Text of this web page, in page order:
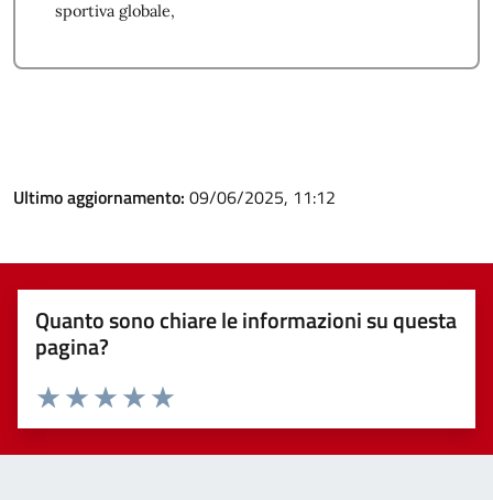
sportiva globale,
Ultimo aggiornamento: 09/06/2025, 11:12
Quanto sono chiare le informazioni su questa
pagina?
Valuta 5 stelle su 5
Valuta 4 stelle su 5
Valuta 3 stelle su 5
Valuta 2 stelle su 5
Valuta 1 stelle su 5